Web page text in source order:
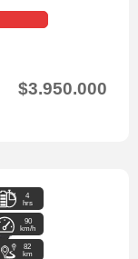
$3.950.000
4
hrs
90
km/h
82
km